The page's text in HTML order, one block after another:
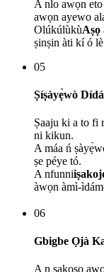
A nlo awọn
awọn ayewo
OlúkúlùkùAṣọ
ṣinṣin àti kí ó
05
Ṣíṣàyẹ̀wò
Ṣaaju ki a to fi
ni kikun.
A máa ń
ṣe péye tó.
A nfunni
àwọn àmì-
06
Gbigbe Ọjà
A n ṣakoso